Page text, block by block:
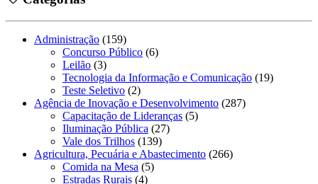
Administração (159)
Concurso Público (6)
Leilão (3)
Tecnologia da Informação e Comunicação (19)
Teste Seletivo (2)
Agência de Inovação e Desenvolvimento (287)
Capacitação de Lideranças (5)
Iluminação Pública (27)
Vale dos Trilhos (139)
Agricultura, Pecuária e Abastecimento (266)
Comida na Mesa (5)
Estradas Rurais (4)